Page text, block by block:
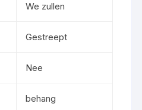
We zullen
Gestreept
Nee
behang